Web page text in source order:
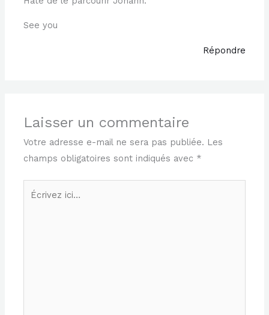
See you
Répondre
Laisser un commentaire
Votre adresse e-mail ne sera pas publiée. Les
champs obligatoires sont indiqués avec *
Écrivez